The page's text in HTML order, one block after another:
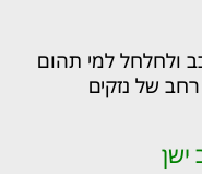
ולחלחל למי תהום
של נזקים
ישן